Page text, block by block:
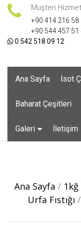
Müşteri
+90 414 216 58
+90 544 457 51
0 542 518 09 12
Ana Sayfa İsot
Baharat Çeşitleri
Galeri İletişim
navigation
Ana Sayfa /
Urfa Fıstığı /